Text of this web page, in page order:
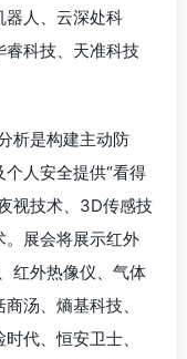
器人、云深处科
科技、天准科技
析是构建主动防
人安全提供“看得
视技术、3D传感技
。展会将展示红外
红外热像仪、气体
汤、熵基科技、
代、恒安卫士、